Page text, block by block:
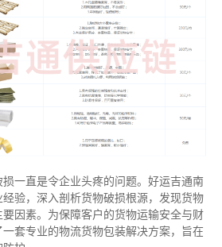
一直是令企业头疼的问题。好运吉通南
验，深入剖析货物破损根源，发现货物
因素。为保障客户的货物运输安全与财
套专业的物流货物包装解决方案，旨在